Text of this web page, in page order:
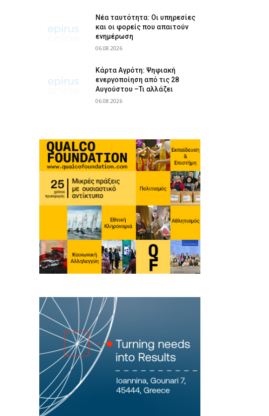
Νέα ταυτότητα: Οι υπηρεσίες
και οι φορείς που απαιτούν
ενημέρωση
06.08.2026
Κάρτα Αγρότη: Ψηφιακή
ενεργοποίηση από τις 28
Αυγούστου –Τι αλλάζει
06.08.2026